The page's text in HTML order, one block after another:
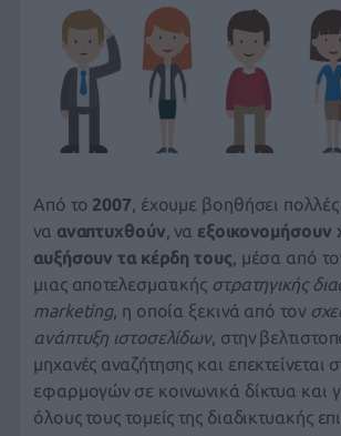
Από το 2007, έχουμε βοηθήσει πολλές
να αναπτυχθούν, να εξοικονομήσουν
αυξήσουν τα κέρδη τους, μέσα από
μιας αποτελεσματικής στρατηγικής
marketing, η οποία ξεκινά από τον
ανάπτυξη ιστοσελίδων, στην
μηχανές αναζήτησης και επεκτείνεται
εφαρμογών σε κοινωνικά δίκτυα και
όλους τους τομείς της διαδικτυακής